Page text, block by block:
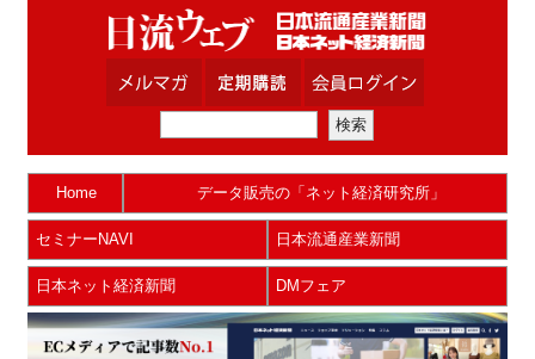
Home データ販売の「ネット経済研究所」
セミナーNAVI 日本流通産業新聞
日本ネット経済新聞 DMフェア